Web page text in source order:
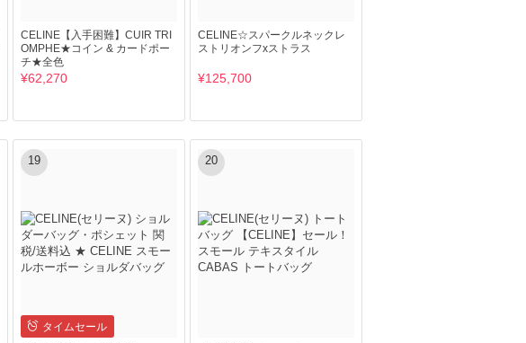
CELINE【入手困難】CUIR TRI
OMPHE★コイン & カードポー
チ★全色
¥62,270
CELINE☆スパークルネックレ
ストリオンフxストラス
¥125,700
19
タイムセール
20